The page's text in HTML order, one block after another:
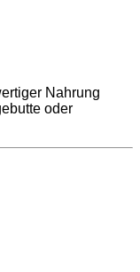
Nahrung
oder